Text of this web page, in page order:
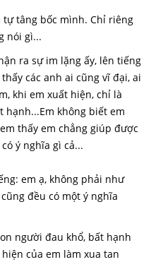
tự tâng bốc mình. Chỉ riêng
nói gì...
ra sự im lặng ấy, lên tiếng
các anh ai cũng vĩ đại, ai
khi em xuất hiện, chỉ là
hạnh...Em không biết em
thấy em chẳng giúp được
ý nghĩa gì cả...
em ạ, không phải như
đều có một ý nghĩa
người đau khổ, bất hạnh
của em làm xua tan